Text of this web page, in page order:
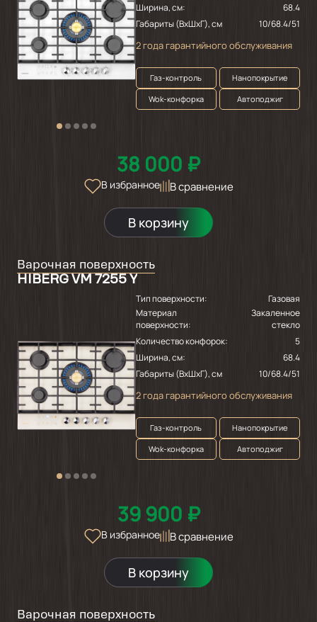
Ширина, см:
68.4
Габариты (ВхШхГ), см
10/68.4/51
2 года гарантийного обслуживания
Газ-контроль
Нанопокрытие
Wok-конфорка
Автоподжиг
38 000 ₽
В избранное В сравнение
В корзину
Варочная поверхность
HIBERG VM 7255 Y
Тип поверхности:
Газовая
Материал
поверхности:
Закаленное
стекло
Количество конфорок:
5
Ширина, см:
68.4
Габариты (ВхШхГ), см
10/68.4/51
2 года гарантийного обслуживания
Газ-контроль
Нанопокрытие
Wok-конфорка
Автоподжиг
39 900 ₽
В избранное В сравнение
В корзину
Варочная поверхность